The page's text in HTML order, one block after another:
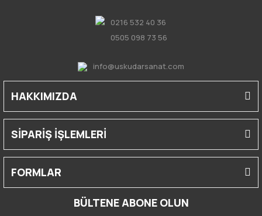
0216 532 40 36
0505 098 73 56
info@uskudarsanat.com
HAKKIMIZDA
SİPARİŞ İŞLEMLERİ
FORMLAR
BÜLTENE ABONE OLUN